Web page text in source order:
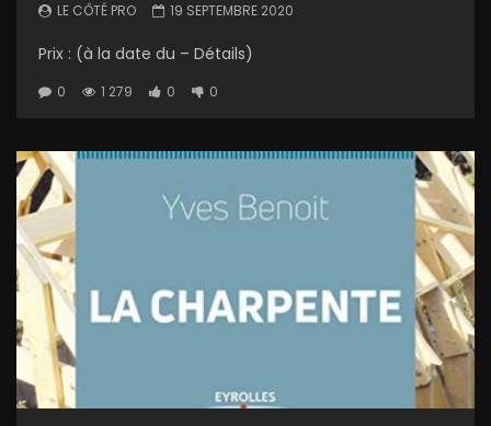
LE CÔTÉ PRO 19 SEPTEMBRE 2020
Prix : (à la date du – Détails)
0 1 279 0 0